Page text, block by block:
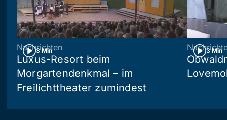
3 Min
Nachrichten
Luxus-Resort beim
Morgartendenkmal – im
Freilichttheater zumindest
3 Min